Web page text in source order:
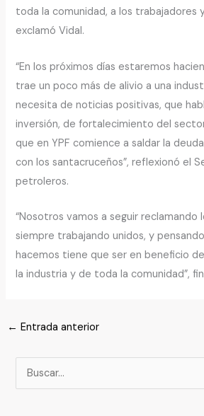
toda la comunidad, a los trabajadores
exclamó Vidal.
“En los próximos días estaremos
trae un poco más de alivio a una
necesita de noticias positivas, que
inversión, de fortalecimiento del
que en YPF comience a saldar la
con los santacruceños”, reflexionó el
petroleros.
“Nosotros vamos a seguir reclamando
siempre trabajando unidos, y
hacemos tiene que ser en beneficio
la industria y de toda la comunidad”,
← Entrada anterior
u